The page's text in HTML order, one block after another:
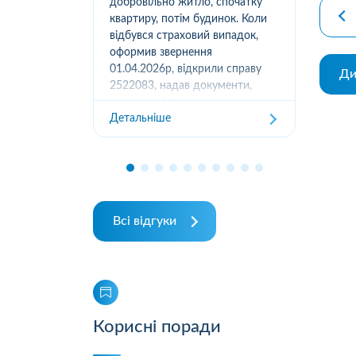
добровільно житло, спочатку
квартиру, потім будинок. Коли
відбувся страховий випадок,
оформив звернення
01.04.2026р, відкрили справу
2522083, надав документи,
отримав підтвердження
отримання, взяли в роботу. 2
місяці жодного повідомлення
Детальніше
та
Всі відгуки
Корисні поради